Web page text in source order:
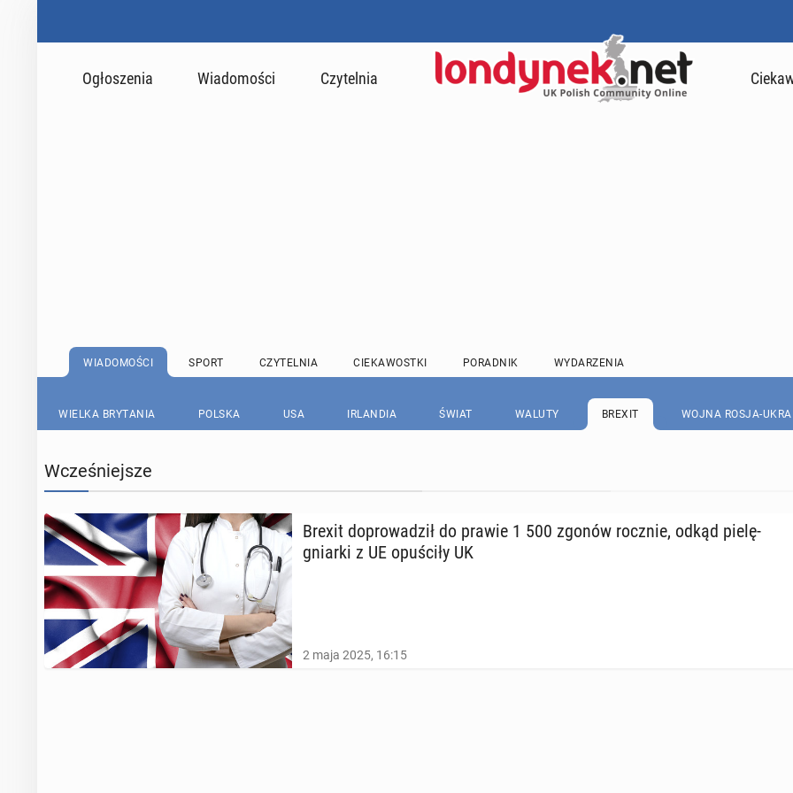
Ogłoszenia Wiadomości Czytelnia
WIADOMOŚCI SPORT CZYTELNIA CIEKAWOSTKI PORADNIK WYDARZENIA
WIELKA BRYTANIA POLSKA USA IRLANDIA ŚWIAT WALUTY BREXIT WOJNA ROSJA-
Wcześniejsze
Brexit do­pro­wa­dził do prawie 1 500 zgonów rocznie, odkąd pie­lę­
gniar­ki z UE opu­ści­ły UK
2 maja 2025, 16:15